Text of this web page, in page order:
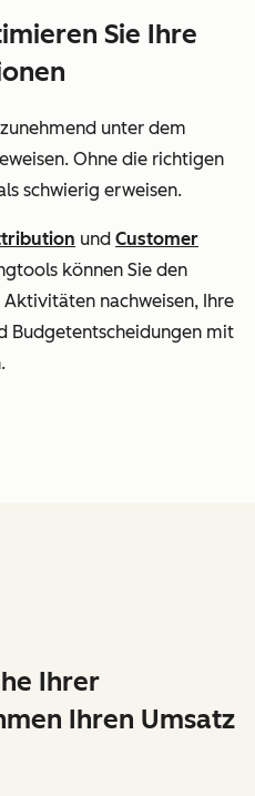
Sie Ihre
unter dem
Ohne die richtigen
schwierig erweisen.
und Customer
können Sie den
nachweisen, Ihre
Budgetentscheidungen mit
Ihrer
Ihren Umsatz